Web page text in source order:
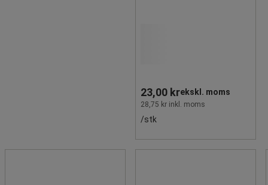
23,00 krekskl. moms
28,75 kr inkl. moms
/stk